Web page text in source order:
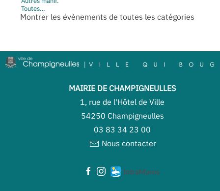
Toutes…
Montrer les évènements de toutes les catégories
MAIRIE DE CHAMPIGNEULLES
1, rue de l'Hôtel de Ville
54250 Champigneulles
03 83 34 23 00
Nous contacter